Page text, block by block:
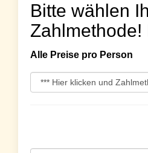
Bitte wählen
Zahlmethode!
Alle Preise pro Person